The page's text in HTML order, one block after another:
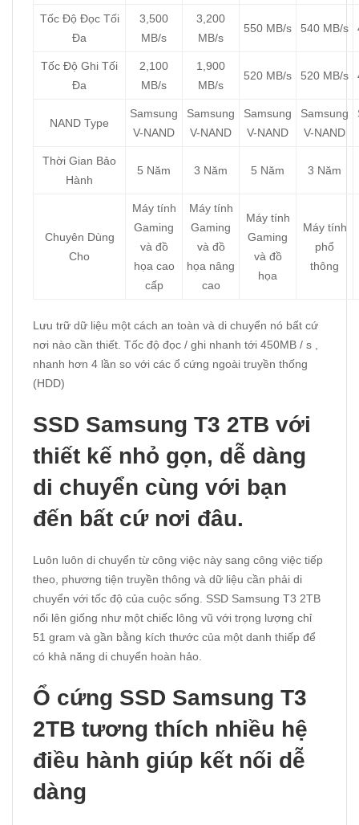
Tốc Độ Đọc Tối
Đa
3,500
MB/s
3,200
MB/s
550 MB/s 540 MB/s
Tốc Độ Ghi Tối
Đa
2,100
MB/s
1,900
MB/s
520 MB/s 520 MB/s
NAND Type
Samsung
V-NAND
Samsung
V-NAND
Samsung
V-NAND
Samsung
V-NAND
Thời Gian Bảo
Hành
5 Năm 3 Năm 5 Năm 3 Năm
Chuyên Dùng
Cho
Máy tính
Gaming
và đồ
họa cao
cấp
Máy tính
Gaming
và đồ
họa nâng
cao
Máy tính
Gaming
và đồ
họa
Máy tính
phổ
thông
Lưu trữ dữ liệu một cách an toàn và di chuyển nó bất cứ
nơi nào cần thiết. Tốc độ đọc / ghi nhanh tới 450MB / s ,
nhanh hơn 4 lần so với các ổ cứng ngoài truyền thống
(HDD)
SSD Samsung T3 2TB với
thiết kế nhỏ gọn, dễ dàng
di chuyển cùng với bạn
đến bất cứ nơi đâu.
Luôn luôn di chuyển từ công việc này sang công việc tiếp
theo, phương tiện truyền thông và dữ liệu cần phải di
chuyển với tốc độ của cuộc sống. SSD Samsung T3 2TB
nổi lên giống như một chiếc lông vũ với trọng lượng chỉ
51 gram và gần bằng kích thước của một danh thiếp để
có khả năng di chuyển hoàn hảo.
Ổ cứng SSD Samsung T3
2TB tương thích nhiều hệ
điều hành giúp kết nối dễ
dàng